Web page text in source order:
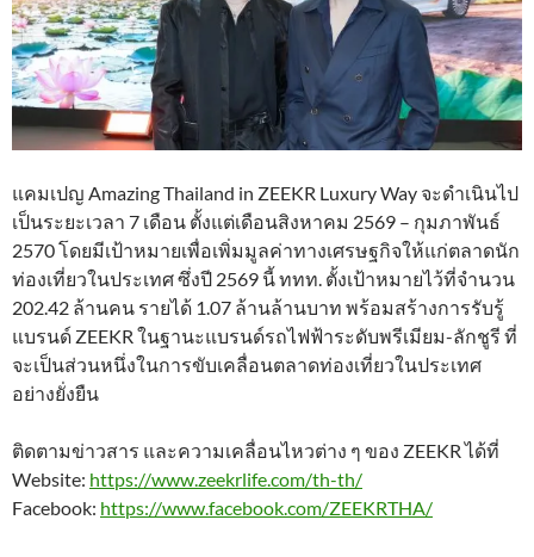
แคมเปญ Amazing Thailand in ZEEKR Luxury Way จะดำเนินไป
เป็นระยะเวลา 7 เดือน ตั้งแต่เดือนสิงหาคม 2569 – กุมภาพันธ์
2570 โดยมีเป้าหมายเพื่อเพิ่มมูลค่าทางเศรษฐกิจให้แก่ตลาดนัก
ท่องเที่ยวในประเทศ ซึ่งปี 2569 นี้ ททท. ตั้งเป้าหมายไว้ที่จำนวน
202.42 ล้านคน รายได้ 1.07 ล้านล้านบาท พร้อมสร้างการรับรู้
แบรนด์ ZEEKR ในฐานะแบรนด์รถไฟฟ้าระดับพรีเมียม-ลักชูรี ที่
จะเป็นส่วนหนึ่งในการขับเคลื่อนตลาดท่องเที่ยวในประเทศ
อย่างยั่งยืน
ติดตามข่าวสาร และความเคลื่อนไหวต่าง ๆ ของ ZEEKR ได้ที่
Website: https://www.zeekrlife.com/th-th/
Facebook: https://www.facebook.com/ZEEKRTHA/